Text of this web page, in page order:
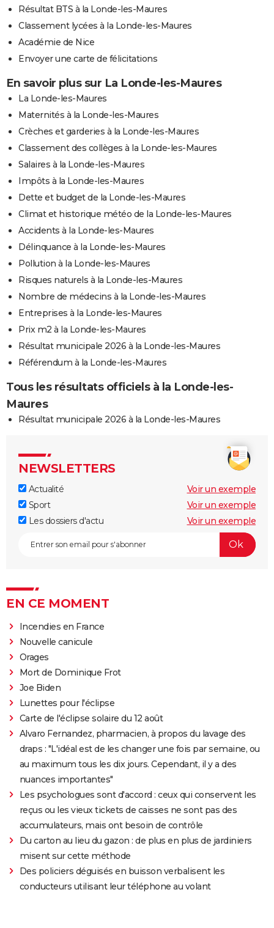
Résultat BTS à la Londe-les-Maures
Classement lycées à la Londe-les-Maures
Académie de Nice
Envoyer une carte de félicitations
En savoir plus sur La Londe-les-Maures
La Londe-les-Maures
Maternités à la Londe-les-Maures
Crèches et garderies à la Londe-les-Maures
Classement des collèges à la Londe-les-Maures
Salaires à la Londe-les-Maures
Impôts à la Londe-les-Maures
Dette et budget de la Londe-les-Maures
Climat et historique météo de la Londe-les-Maures
Accidents à la Londe-les-Maures
Délinquance à la Londe-les-Maures
Pollution à la Londe-les-Maures
Risques naturels à la Londe-les-Maures
Nombre de médecins à la Londe-les-Maures
Entreprises à la Londe-les-Maures
Prix m2 à la Londe-les-Maures
Résultat municipale 2026 à la Londe-les-Maures
Référendum à la Londe-les-Maures
Tous les résultats officiels à la Londe-les-
Maures
Résultat municipale 2026 à la Londe-les-Maures
NEWSLETTERS
Actualité
Voir un exemple
Sport
Voir un exemple
Les dossiers d'actu
Voir un exemple
EN CE MOMENT
Incendies en France
Nouvelle canicule
Orages
Mort de Dominique Frot
Joe Biden
Lunettes pour l'éclipse
Carte de l'éclipse solaire du 12 août
Alvaro Fernandez, pharmacien, à propos du lavage des
draps : "L'idéal est de les changer une fois par semaine, ou
au maximum tous les dix jours. Cependant, il y a des
nuances importantes"
Les psychologues sont d'accord : ceux qui conservent les
reçus ou les vieux tickets de caisses ne sont pas des
accumulateurs, mais ont besoin de contrôle
Du carton au lieu du gazon : de plus en plus de jardiniers
misent sur cette méthode
Des policiers déguisés en buisson verbalisent les
conducteurs utilisant leur téléphone au volant